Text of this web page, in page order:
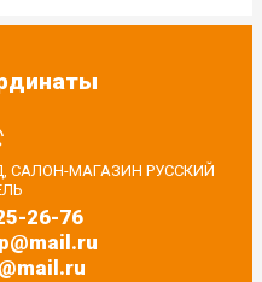
САЛОН-МАГАЗИН РУССКИЙ
26-76